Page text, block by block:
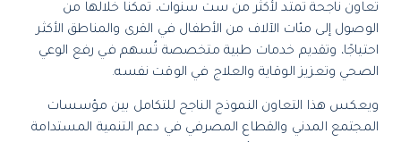
تعاون ناجحة تمتد لأكثر من ست سنوات، تمكّنا خلالها من
الوصول إلى مئات الآلاف من الأطفال في القرى والمناطق الأكثر
احتياجًا، وتقديم خدمات طبية متخصصة تُسهم في رفع الوعي
الصحي وتعزيز الوقاية والعلاج في الوقت نفسه.
ويعكس هذا التعاون النموذج الناجح للتكامل بين مؤسسات
المجتمع المدني والقطاع المصرفي في دعم التنمية المستدامة